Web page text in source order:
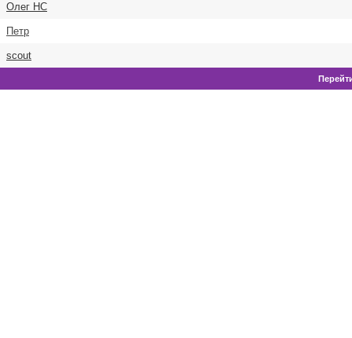
Олег НС
Петр
scout